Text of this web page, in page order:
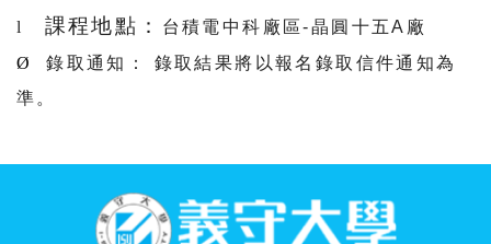
l 課程地點： 台積電中科廠區-晶圓十五A 廠
Ø
錄取通知：
錄取結果將以報名錄取信件通知為
準。